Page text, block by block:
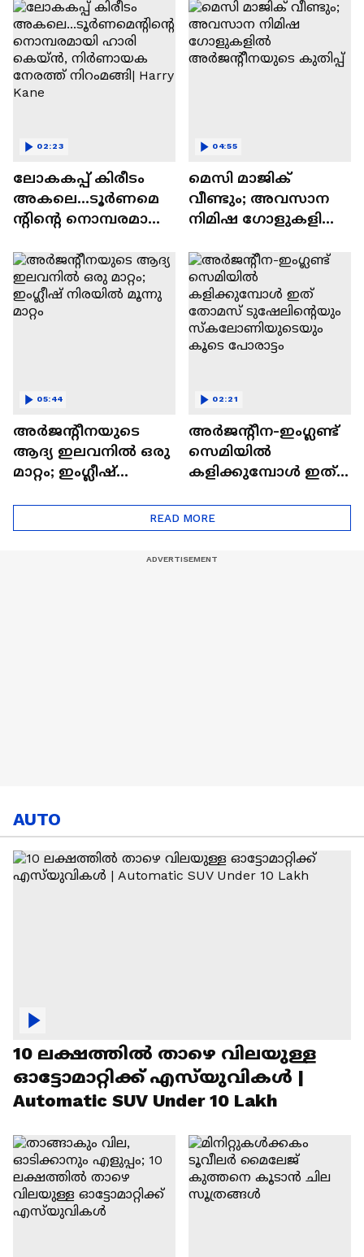
ലോകകപ്പ് കിരീടം
അകലെ...ടൂർണമെ
ന്റിന്റെ നൊമ്പരമായി
നിർണായക നേരത്ത്
നിറംമങ്ങി| Harry Kane
02:23
മെസി മാജിക്
വീണ്ടും; അവസാന
നിമിഷ ഗോളുകളിൽ
കുതിപ്പ്
04:55
അർജൻ്റീനയുടെ
ആദ്യ ഇലവനിൽ ഒരു
മാറ്റം; ഇംഗ്ലീഷ്
05:44
അര്‍ജന്റീന-ഇംഗ്ലണ്ട്
സെമിയിൽ
കളിക്കുമ്പോൾ ഇത്
ടുഷേലിന്റെയും
സ്കലോണിയുടെയും
02:21
READ MORE
AUTO
10 ലക്ഷത്തിൽ താഴെ വിലയുള്ള
ഓട്ടോമാറ്റിക്ക് എസ്‍യുവികൾ |
Automatic SUV Under 10 Lakh